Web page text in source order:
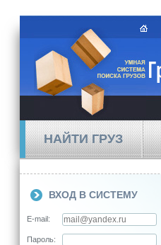
НАЙТИ ГРУЗ
ВХОД В СИСТЕМУ
E-mail:
Пароль: